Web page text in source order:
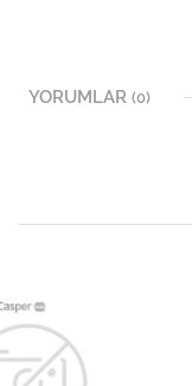
YORUMLAR (0)